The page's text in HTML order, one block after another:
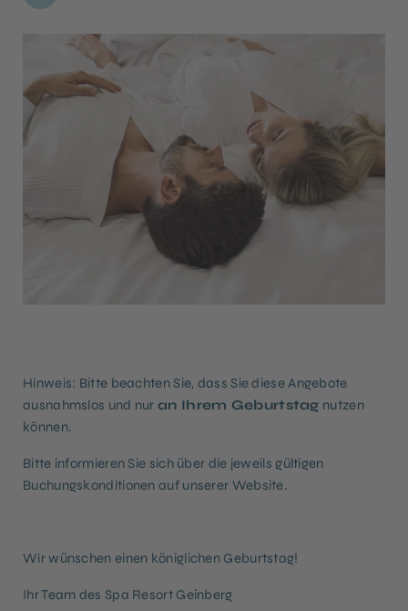
Hinweis: Bitte beachten Sie, dass Sie diese Angebote
ausnahmslos und nuran Ihrem Geburtstag nutzen
können.
Bitte informieren Sie sich über die jeweils gültigen
Buchungskonditionen auf unserer Website.
Wir wünschen einen königlichen Geburtstag!
Ihr Team des Spa Resort Geinberg